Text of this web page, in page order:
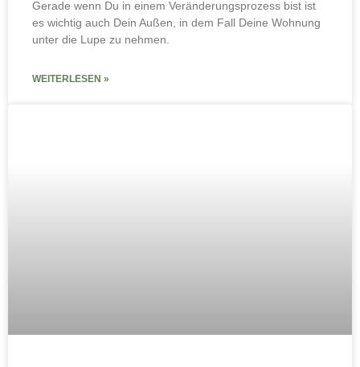
Gerade wenn Du in einem Veränderungsprozess bist ist
es wichtig auch Dein Außen, in dem Fall Deine Wohnung
unter die Lupe zu nehmen.
WEITERLESEN »